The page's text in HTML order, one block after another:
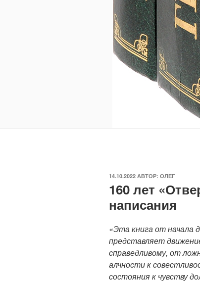
ОПУБЛИКОВАНО
14.10.2022 АВТОР: ОЛЕГ
160 лет
написания
«Эта книга от начала
представляет
справедливому, от
алчности к
состояния к чувству